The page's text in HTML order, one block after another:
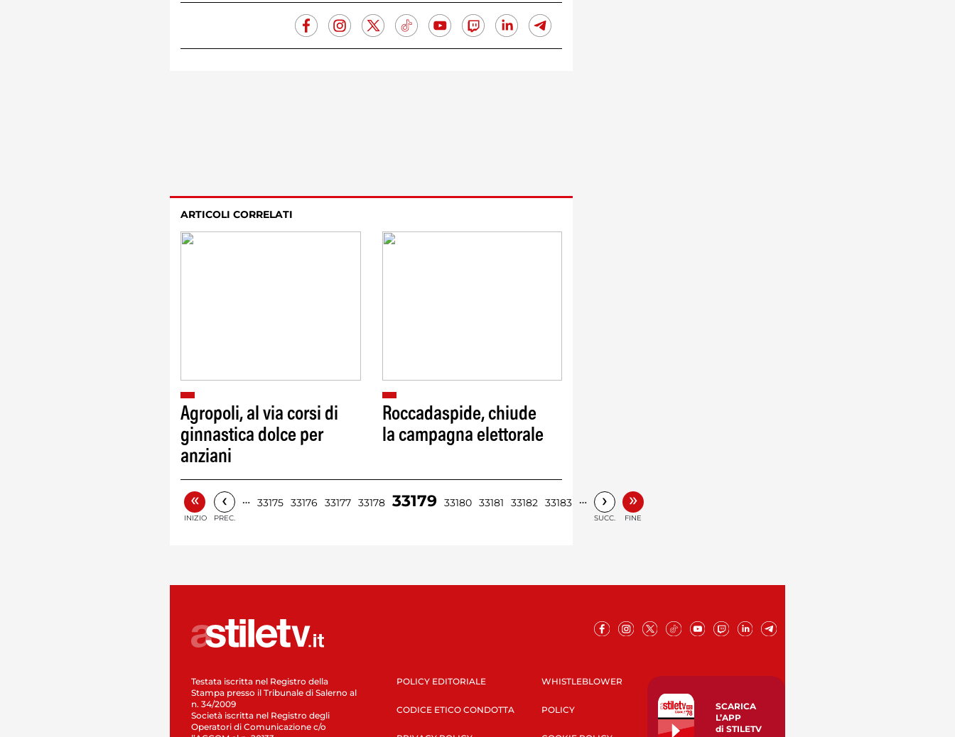
ARTICOLI CORRELATI
Agropoli, al via corsi di
ginnastica dolce per
anziani
Roccadaspide, chiude
la campagna elettorale
«
INIZIO
‹
PREC.
… 33175 33176 33177 33178 33179 33180 33181 33182 33183 … ›
SUCC.
»
FINE
Testata iscritta nel Registro della
Stampa presso il Tribunale di Salerno al
n. 34/2009
Società iscritta nel Registro degli
Operatori di Comunicazione c/o
POLICY EDITORIALE
CODICE ETICO CONDOTTA
WHISTLEBLOWER
POLICY
SCARICA
L’APP
di STILETV